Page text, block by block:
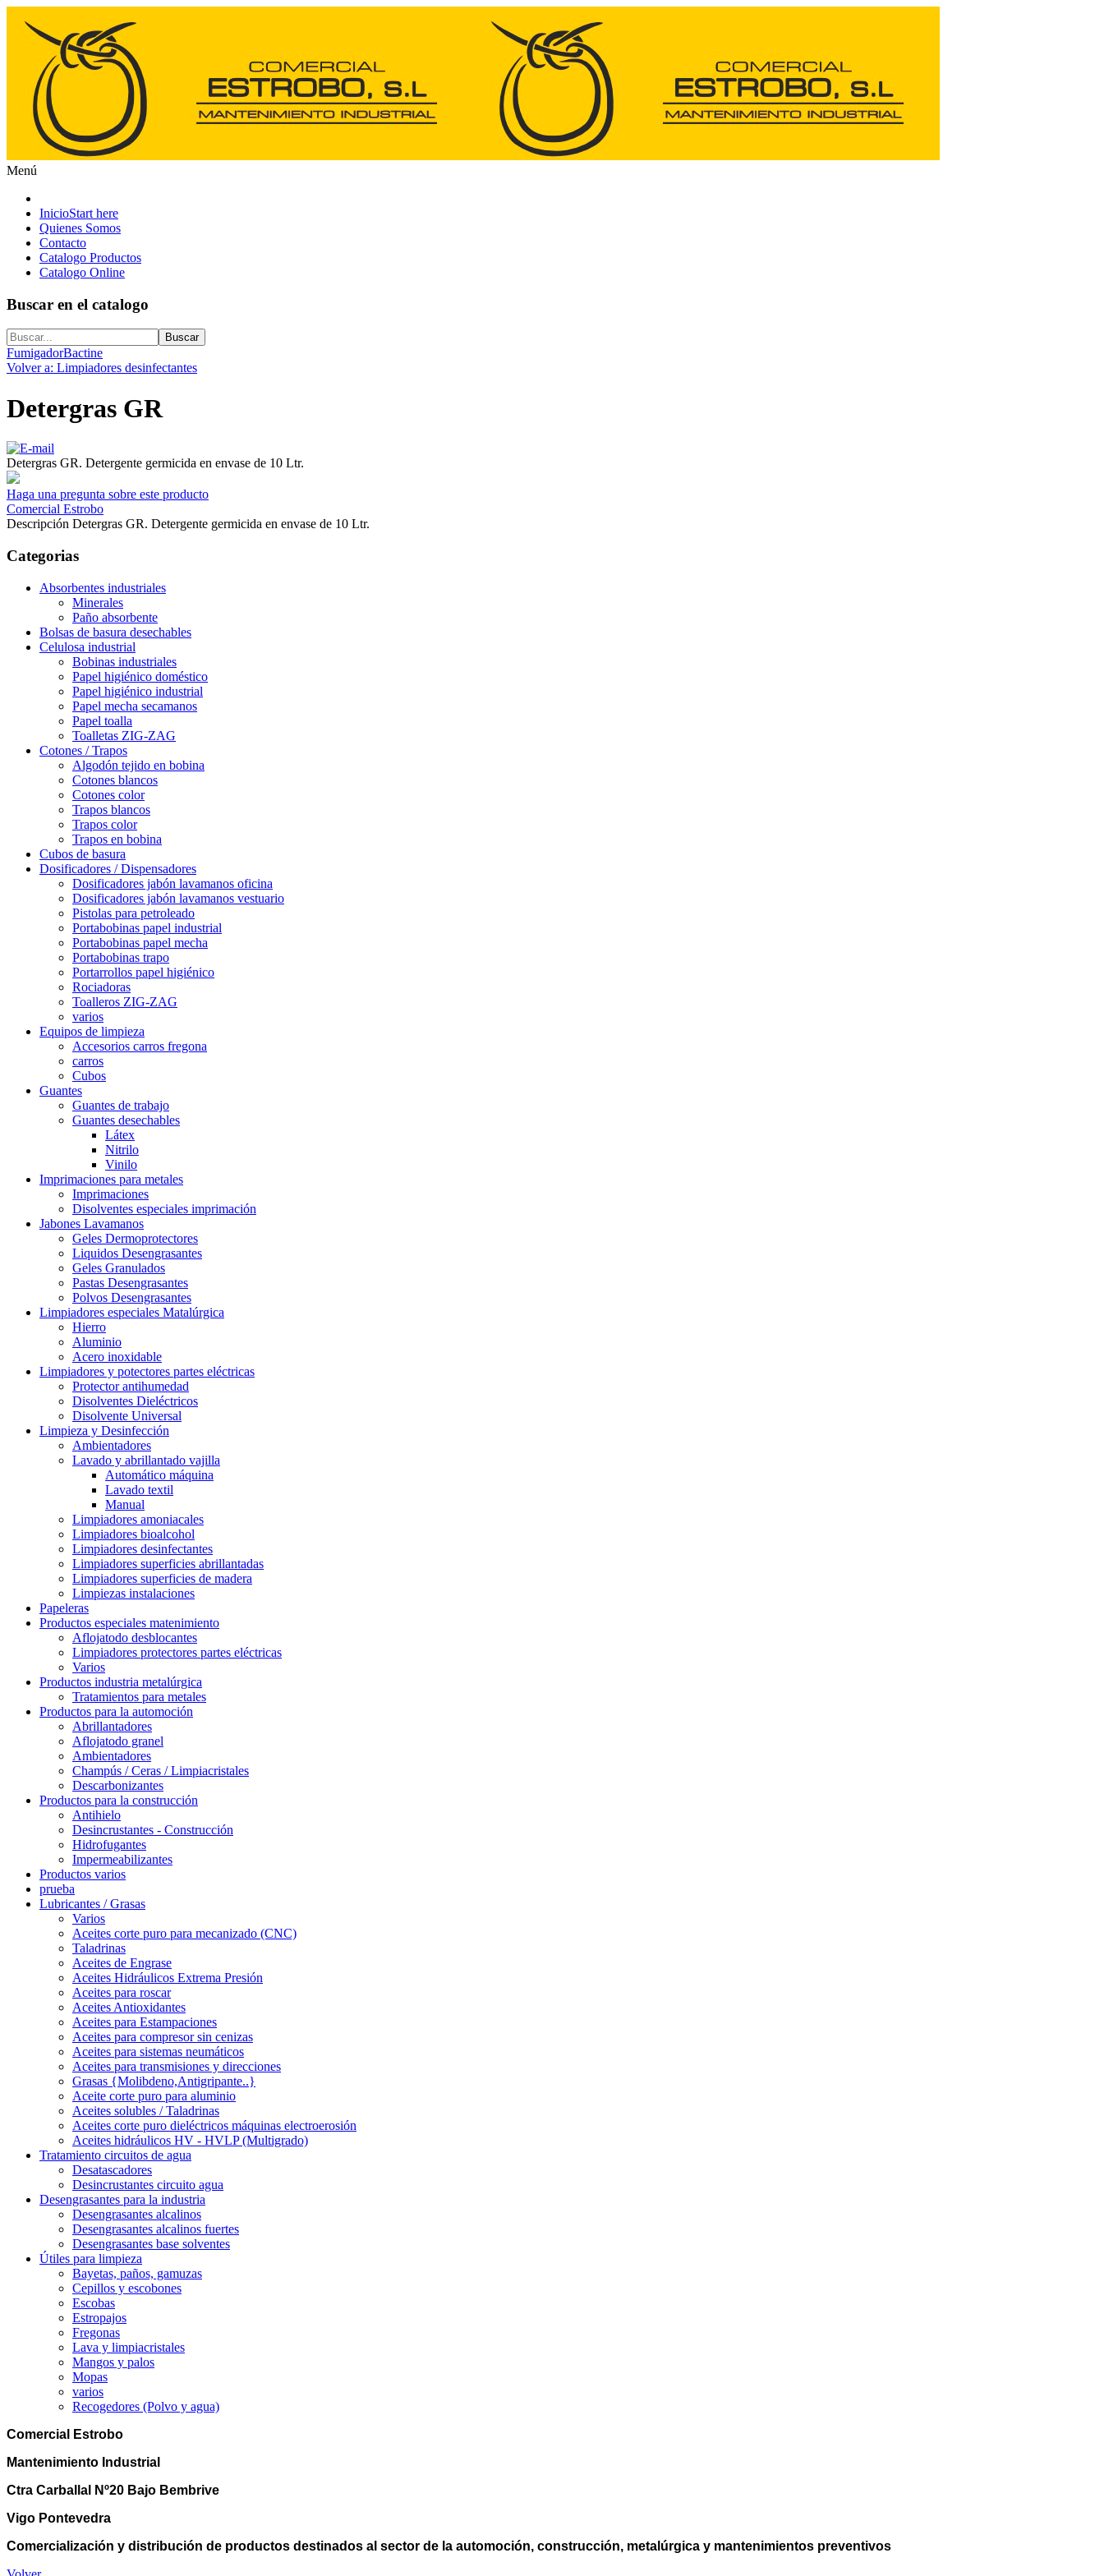
Menú
InicioStart here
Quienes Somos
Contacto
Catalogo Productos
Catalogo Online
Buscar en el catalogo
FumigadorBactine
Volver a: Limpiadores desinfectantes
Detergras GR
Detergras GR. Detergente germicida en envase de 10 Ltr.
Haga una pregunta sobre este producto
Comercial Estrobo
Descripción Detergras GR. Detergente germicida en envase de 10 Ltr.
Categorias
Absorbentes industriales
Minerales
Paño absorbente
Bolsas de basura desechables
Celulosa industrial
Bobinas industriales
Papel higiénico doméstico
Papel higiénico industrial
Papel mecha secamanos
Papel toalla
Toalletas ZIG-ZAG
Cotones / Trapos
Algodón tejido en bobina
Cotones blancos
Cotones color
Trapos blancos
Trapos color
Trapos en bobina
Cubos de basura
Dosificadores / Dispensadores
Dosificadores jabón lavamanos oficina
Dosificadores jabón lavamanos vestuario
Pistolas para petroleado
Portabobinas papel industrial
Portabobinas papel mecha
Portabobinas trapo
Portarrollos papel higiénico
Rociadoras
Toalleros ZIG-ZAG
varios
Equipos de limpieza
Accesorios carros fregona
carros
Cubos
Guantes
Guantes de trabajo
Guantes desechables
Látex
Nitrilo
Vinilo
Imprimaciones para metales
Imprimaciones
Disolventes especiales imprimación
Jabones Lavamanos
Geles Dermoprotectores
Liquidos Desengrasantes
Geles Granulados
Pastas Desengrasantes
Polvos Desengrasantes
Limpiadores especiales Matalúrgica
Hierro
Aluminio
Acero inoxidable
Limpiadores y potectores partes eléctricas
Protector antihumedad
Disolventes Dieléctricos
Disolvente Universal
Limpieza y Desinfección
Ambientadores
Lavado y abrillantado vajilla
Automático máquina
Lavado textil
Manual
Limpiadores amoniacales
Limpiadores bioalcohol
Limpiadores desinfectantes
Limpiadores superficies abrillantadas
Limpiadores superficies de madera
Limpiezas instalaciones
Papeleras
Productos especiales matenimiento
Aflojatodo desblocantes
Limpiadores protectores partes eléctricas
Varios
Productos industria metalúrgica
Tratamientos para metales
Productos para la automoción
Abrillantadores
Aflojatodo granel
Ambientadores
Champús / Ceras / Limpiacristales
Descarbonizantes
Productos para la construcción
Antihielo
Desincrustantes - Construcción
Hidrofugantes
Impermeabilizantes
Productos varios
prueba
Lubricantes / Grasas
Varios
Aceites corte puro para mecanizado (CNC)
Taladrinas
Aceites de Engrase
Aceites Hidráulicos Extrema Presión
Aceites para roscar
Aceites Antioxidantes
Aceites para Estampaciones
Aceites para compresor sin cenizas
Aceites para sistemas neumáticos
Aceites para transmisiones y direcciones
Grasas {Molibdeno,Antigripante..}
Aceite corte puro para aluminio
Aceites solubles / Taladrinas
Aceites corte puro dieléctricos máquinas electroerosión
Aceites hidráulicos HV - HVLP (Multigrado)
Tratamiento circuitos de agua
Desatascadores
Desincrustantes circuito agua
Desengrasantes para la industria
Desengrasantes alcalinos
Desengrasantes alcalinos fuertes
Desengrasantes base solventes
Útiles para limpieza
Bayetas, paños, gamuzas
Cepillos y escobones
Escobas
Estropajos
Fregonas
Lava y limpiacristales
Mangos y palos
Mopas
varios
Recogedores (Polvo y agua)
Comercial Estrobo
Mantenimiento Industrial
Ctra Carballal Nº20 Bajo Bembrive
Vigo Pontevedra
Comercialización y distribución de productos destinados al sector de la automoción, construcción, metalúrgica y mantenimientos preventivos